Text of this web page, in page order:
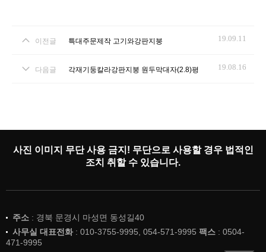
이전글 특대주문제작 고기와강판지붕 19.09.11
다음글 각재기둥칼라강판지붕 원두막대자(2.8)평 19.08.16
사진 이미지 무단 사용 금지! 무단으로 사용할 경우 법적인
조치 취할 수 있습니다.
주소 : 경북 문경시 마성면 동성길40
사무실 대표전화: 010-3755-9995, 054-571-9995 팩스 : 0504-
471-9995